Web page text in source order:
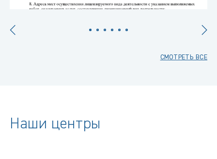
СМОТРЕТЬ ВСЕ
Наши центры